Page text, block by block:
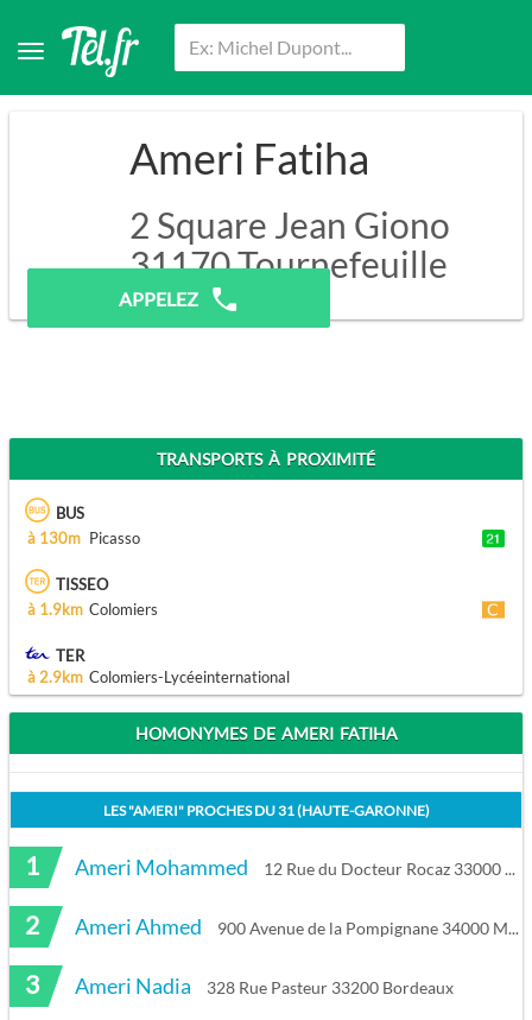
Ameri Fatiha
2 Square Jean Giono
31170Tournefeuille
APPELEZ
TRANSPORTS À PROXIMITÉ
BUS
à 130m Picasso
TISSEO
à 1.9km Colomiers
TER
à 2.9km Colomiers-Lycéeinternational
HOMONYMES DE AMERI FATIHA
LES "AMERI" PROCHES DU31 (HAUTE-GARONNE)
1 Ameri Mohammed 12 Rue du Docteur Rocaz 33000 Bordeaux
2 Ameri Ahmed 900 Avenue de la Pompignane 34000 Montpellier
3 Ameri Nadia 328 Rue Pasteur 33200 Bordeaux